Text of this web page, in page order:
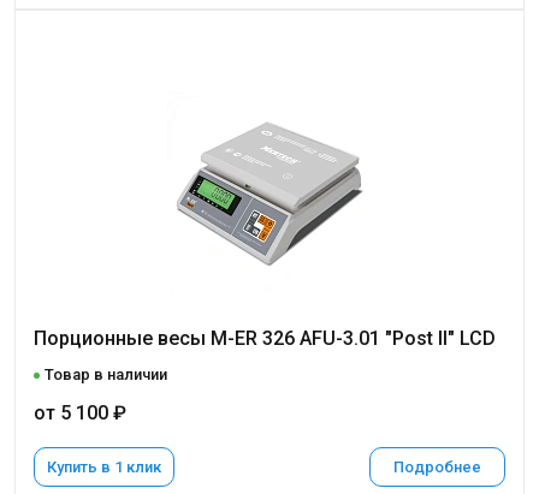
Порционные весы M-ER 326 AFU-3.01 "Post II" LCD
Товар в наличии
от 5 100 ₽
Купить в 1 клик Подробнее